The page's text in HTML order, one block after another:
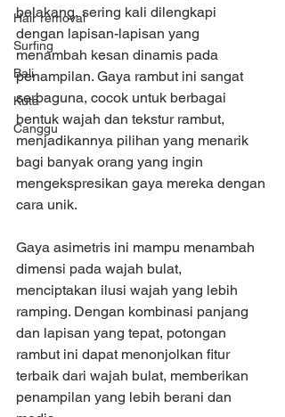
Hair removal
Surfing
Bali
Kuta
Canggu
belakang, sering kali dilengkapi
dengan lapisan-lapisan yang
menambah kesan dinamis pada
penampilan. Gaya rambut ini sangat
serbaguna, cocok untuk berbagai
bentuk wajah dan tekstur rambut,
menjadikannya pilihan yang menarik
bagi banyak orang yang ingin
mengekspresikan gaya mereka dengan
cara unik.
Gaya asimetris ini mampu menambah
dimensi pada wajah bulat,
menciptakan ilusi wajah yang lebih
ramping. Dengan kombinasi panjang
dan lapisan yang tepat, potongan
rambut ini dapat menonjolkan fitur
terbaik dari wajah bulat, memberikan
penampilan yang lebih berani dan